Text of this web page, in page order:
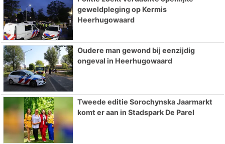
geweldpleging op Kermis
Heerhugowaard
Oudere man gewond bij eenzijdig
ongeval in Heerhugowaard
Tweede editie Sorochynska Jaarmarkt
komt er aan in Stadspark De Parel